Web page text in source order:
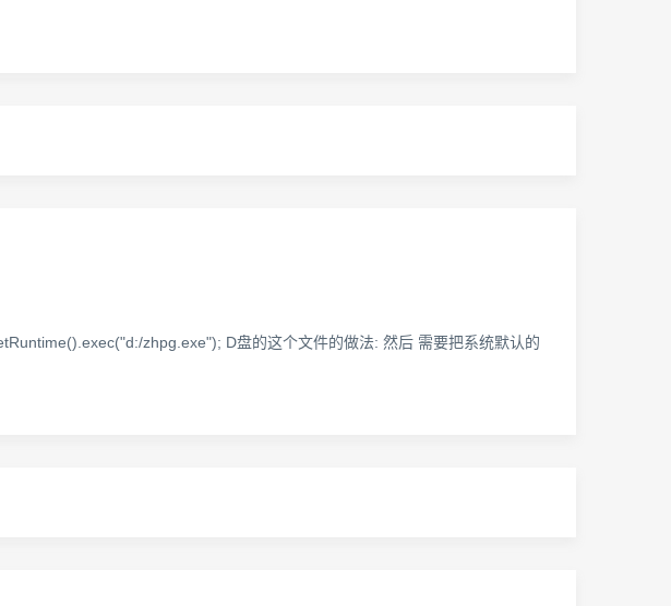
zhpg.exe"); D盘的这个文件的做法: 然后 需要把系统默认的